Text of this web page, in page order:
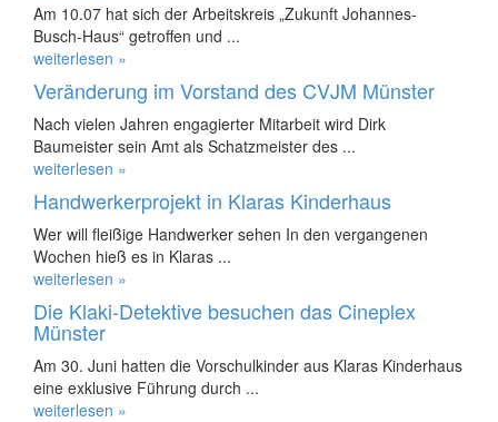
Am 10.07 hat sich der Arbeitskreis „Zukunft Johannes-
Busch-Haus“ getroffen und ...
weiterlesen »
Veränderung im Vorstand des CVJM Münster
Nach vielen Jahren engagierter Mitarbeit wird Dirk
Baumeister sein Amt als Schatzmeister des ...
weiterlesen »
Handwerkerprojekt in Klaras Kinderhaus
Wer will fleißige Handwerker sehen In den vergangenen
Wochen hieß es in Klaras ...
weiterlesen »
Die Klaki-Detektive besuchen das Cineplex
Münster
Am 30. Juni hatten die Vorschulkinder aus Klaras Kinderhaus
eine exklusive Führung durch ...
weiterlesen »